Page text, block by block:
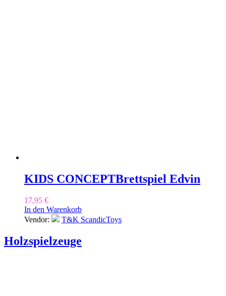
KIDS CONCEPTBrettspiel Edvin
17,95 €
In den Warenkorb
Vendor:
T&K ScandicToys
Holzspielzeuge